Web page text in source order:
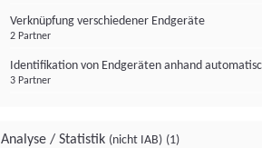
Verknüpfung verschiedener Endgeräte
2 Partner
Identifikation von Endgeräten anhand
3 Partner
Analyse / Statistik (nicht IAB) (1)